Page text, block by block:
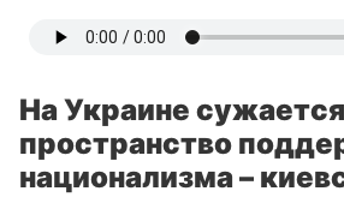
На Украине сужается
пространство
национализма –